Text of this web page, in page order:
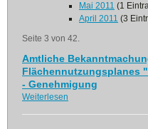
Mai 2011 (1
April 2011 (3
Seite 3 von 42.
Amtliche
Flächennutzungsplanes
- Genehmigung
Weiterlesen